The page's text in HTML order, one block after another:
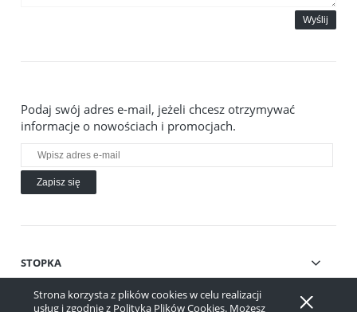
Strona korzysta z plików cookies w celu realizacji
usług i zgodnie z Polityką Plików Cookies. Możesz
Wyślij
Podaj swój adres e-mail, jeżeli chcesz otrzymywać
informacje o nowościach i promocjach.
Zapisz się
STOPKA
Pokaż pełną wersję strony